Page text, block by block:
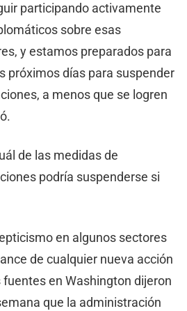
participando activamente
sobre esas
y estamos preparados para
próximos días para suspender
a menos que se logren
de las medidas de
podría suspenderse si
en algunos sectores
de cualquier nueva acción
en Washington dijeron
que la administración